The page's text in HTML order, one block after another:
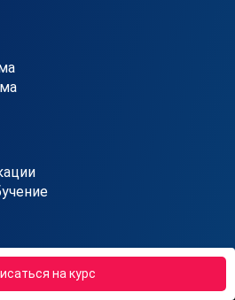
на курс